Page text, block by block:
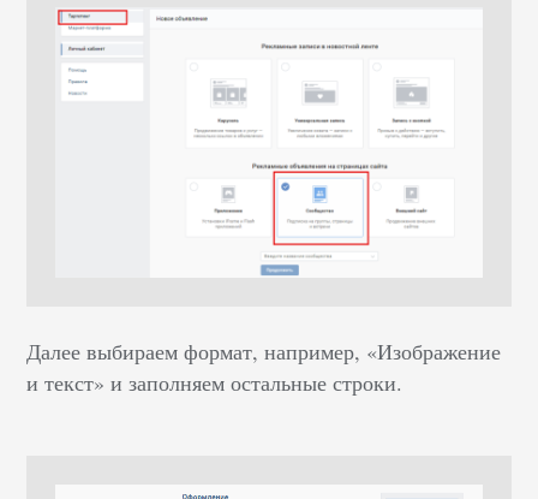
Далее выбираем формат, например, «Изображение
и текст» и заполняем остальные строки.